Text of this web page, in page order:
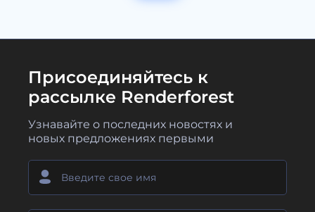
Присоединяйтесь к
рассылке Renderforest
Узнавайте о последних новостях и
новых предложениях первыми